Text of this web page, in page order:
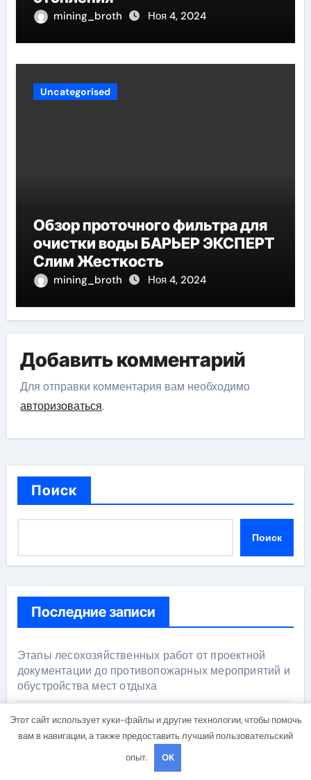
mining_broth Ноя 4, 2024
Uncategorised
Обзор проточного фильтра для
очистки воды БАРЬЕР ЭКСПЕРТ
Слим Жесткость
mining_broth Ноя 4, 2024
Добавить комментарий
Для отправки комментария вам необходимо
авторизоваться.
Поиск
Поиск
Последние записи
Этапы лесохозяйственных работ от проектной
документации до противопожарных мероприятий и
обустройства мест отдыха
Назначение и функции центров сертификации
Ключевые черты кованых настенных бра в виде
факела с эффектом старины
Этот сайт использует куки-файлы и другие технологии, чтобы помочь
вам в навигации, а также предоставить лучший пользовательский
опыт.
OK